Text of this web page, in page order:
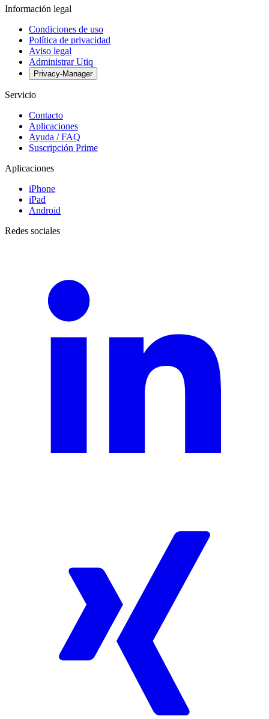
Información legal
Condiciones de uso
Política de privacidad
Aviso legal
Administrar Utiq
Privacy-Manager
Servicio
Contacto
Aplicaciones
Ayuda / FAQ
Suscripción Prime
Aplicaciones
iPhone
iPad
Android
Redes sociales